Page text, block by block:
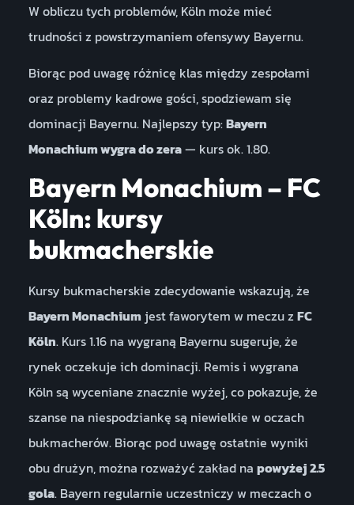
W obliczu tych problemów, Köln może mieć
trudności z powstrzymaniem ofensywy Bayernu.
Biorąc pod uwagę różnicę klas między zespołami
oraz problemy kadrowe gości, spodziewam się
dominacji Bayernu. Najlepszy typ:Bayern
Monachium wygra do zera— kurs ok. 1.80.
Bayern Monachium – FC
Köln: kursy
bukmacherskie
Kursy bukmacherskie zdecydowanie wskazują, że
Bayern Monachiumjest faworytem w meczu z FC
Köln. Kurs 1.16 na wygraną Bayernu sugeruje, że
rynek oczekuje ich dominacji. Remis i wygrana
Köln są wyceniane znacznie wyżej, co pokazuje, że
szanse na niespodziankę są niewielkie w oczach
bukmacherów. Biorąc pod uwagę ostatnie wyniki
obu drużyn, można rozważyć zakład na powyżej 2.5
gola. Bayern regularnie uczestniczy w meczach o